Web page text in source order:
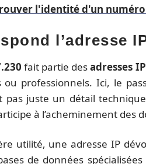
l'identité d'un
l’adresse
fait partie desadresses
ou professionnels. Ici, le
pas juste un détail
à l’acheminement des
utilité, une adresse IP
de données